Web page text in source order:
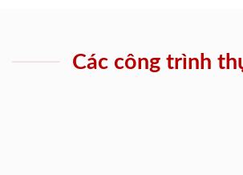
Các công trình